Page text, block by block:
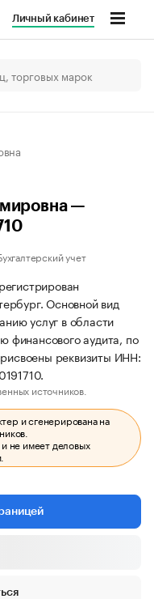
Личный кабинет
—
учет
Основной вид
услуг в области
финансового аудита, по
реквизиты ИНН:
источников.
и сгенерирована на
не имеет деловых